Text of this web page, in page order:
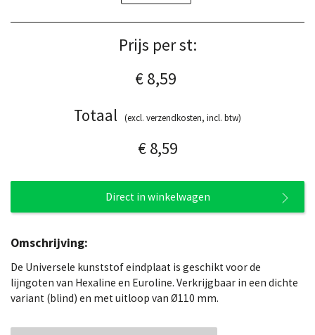
Prijs per st:
€ 8,59
Totaal
(excl. verzendkosten, incl. btw)
€ 8,59
Direct in winkelwagen
Omschrijving:
De Universele kunststof eindplaat is geschikt voor de
lijngoten van Hexaline en Euroline. Verkrijgbaar in een dichte
variant (blind) en met uitloop van Ø110 mm.